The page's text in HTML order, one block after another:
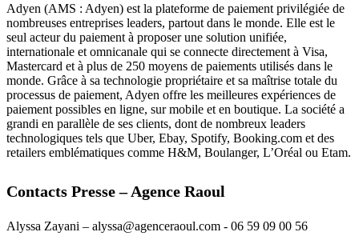
Adyen (AMS : Adyen) est la plateforme de paiement privilégiée de
nombreuses entreprises leaders, partout dans le monde. Elle est le
seul acteur du paiement à proposer une solution unifiée,
internationale et omnicanale qui se connecte directement à Visa,
Mastercard et à plus de 250 moyens de paiements utilisés dans le
monde. Grâce à sa technologie propriétaire et sa maîtrise totale du
processus de paiement, Adyen offre les meilleures expériences de
paiement possibles en ligne, sur mobile et en boutique. La société a
grandi en parallèle de ses clients, dont de nombreux leaders
technologiques tels que Uber, Ebay, Spotify, Booking.com et des
retailers emblématiques comme H&M, Boulanger, L’Oréal ou Etam.
Contacts Presse – Agence Raoul
Alyssa Zayani – alyssa@agenceraoul.com - 06 59 09 00 56